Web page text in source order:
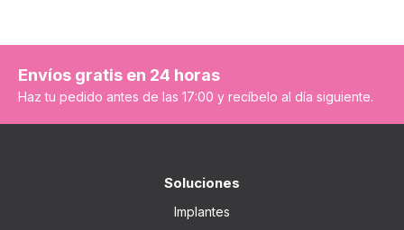
Envíos gratis en 24 horas
Haz tu pedido antes de las 17:00 y recíbelo al día siguiente.
Soluciones
Implantes